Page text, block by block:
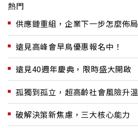
熱門
供應鏈重組，企業下一步怎麼佈局
遠見高峰會早鳥優惠報名中！
遠見40週年慶典，限時盛大開啟
孤獨到孤立，超高齡社會風險升溫
破解決策新焦慮，三大核心能力